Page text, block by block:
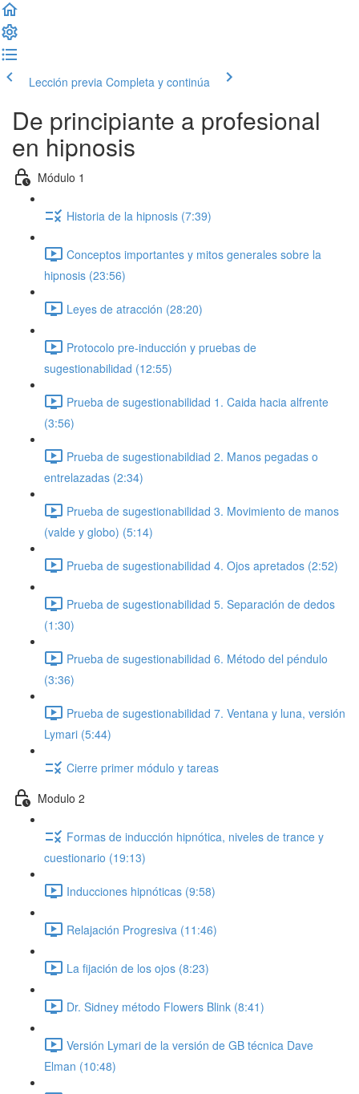
Lección previa Completa y continúa
De principiante a profesional
en hipnosis
Módulo 1
Historia de la hipnosis (7:39)
Conceptos importantes y mitos generales sobre la
hipnosis (23:56)
Leyes de atracción (28:20)
Protocolo pre-inducción y pruebas de
sugestionabilidad (12:55)
Prueba de sugestionabilidad 1. Caida hacia alfrente
(3:56)
Prueba de sugestionabildiad 2. Manos pegadas o
entrelazadas (2:34)
Prueba de sugestionabilidad 3. Movimiento de manos
(valde y globo) (5:14)
Prueba de sugestionabilidad 4. Ojos apretados (2:52)
Prueba de sugestionabilidad 5. Separación de dedos
(1:30)
Prueba de sugestionabilidad 6. Método del péndulo
(3:36)
Prueba de sugestionabilidad 7. Ventana y luna, versión
Lymari (5:44)
Cierre primer módulo y tareas
Modulo 2
Formas de inducción hipnótica, niveles de trance y
cuestionario (19:13)
Inducciones hipnóticas (9:58)
Relajación Progresiva (11:46)
La fijación de los ojos (8:23)
Dr. Sidney método Flowers Blink (8:41)
Versión Lymari de la versión de GB técnica Dave
Elman (10:48)